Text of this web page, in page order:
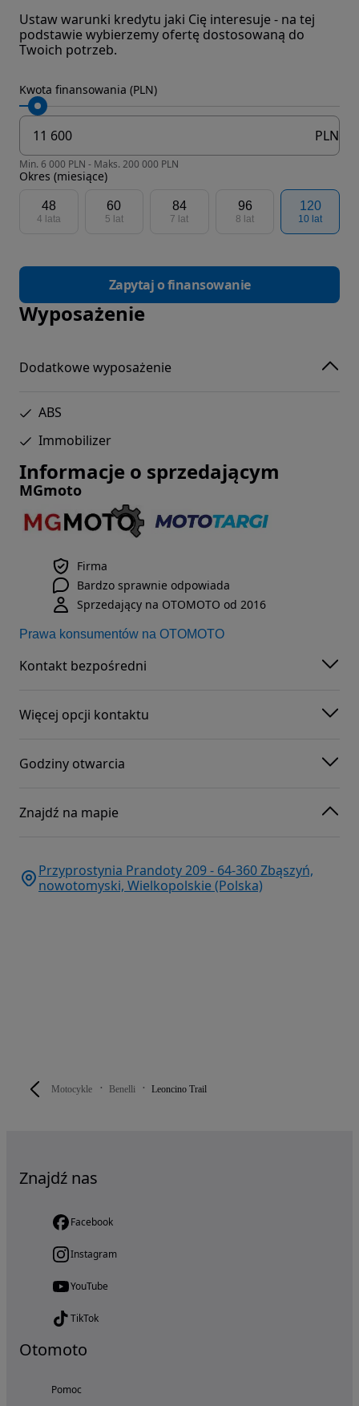
Motocykle Benelli Leoncino Trail
Ustaw warunki kredytu jaki Cię interesuje - na tej
podstawie wybierzemy ofertę dostosowaną do
Twoich potrzeb.
Kwota finansowania (PLN)
PLN
Min. 6 000 PLN - Maks. 200 000 PLN
Okres (miesiące)
48
4 lata
60
5 lat
84
7 lat
96
8 lat
120
10 lat
Zapytaj o finansowanie
Wyposażenie
Dodatkowe wyposażenie
ABS
Immobilizer
Informacje o sprzedającym
MGmoto
Firma
Bardzo sprawnie odpowiada
Sprzedający na OTOMOTO od 2016
Prawa konsumentów na OTOMOTO
Kontakt bezpośredni
Więcej opcji kontaktu
Godziny otwarcia
Znajdź na mapie
Przyprostynia Prandoty 209 - 64-360 Zbąszyń,
nowotomyski, Wielkopolskie (Polska)
Znajdź nas
Facebook
Instagram
YouTube
TikTok
Otomoto
Pomoc